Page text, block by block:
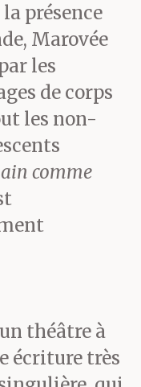
de
des
pas
leur
sa
Les
présence
Marovée
les
de corps
les non-
comme
théâtre à
écriture très